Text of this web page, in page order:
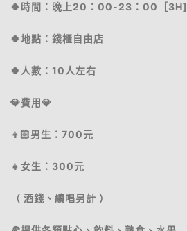
🍀時間：晚上20：00-23：00［3H]
🍀地點：錢櫃自由店
🍀人數：10人左右
💎費用💎
👦🏻男生：700元
👧女生：300元
（ 酒錢、續唱另計 ）